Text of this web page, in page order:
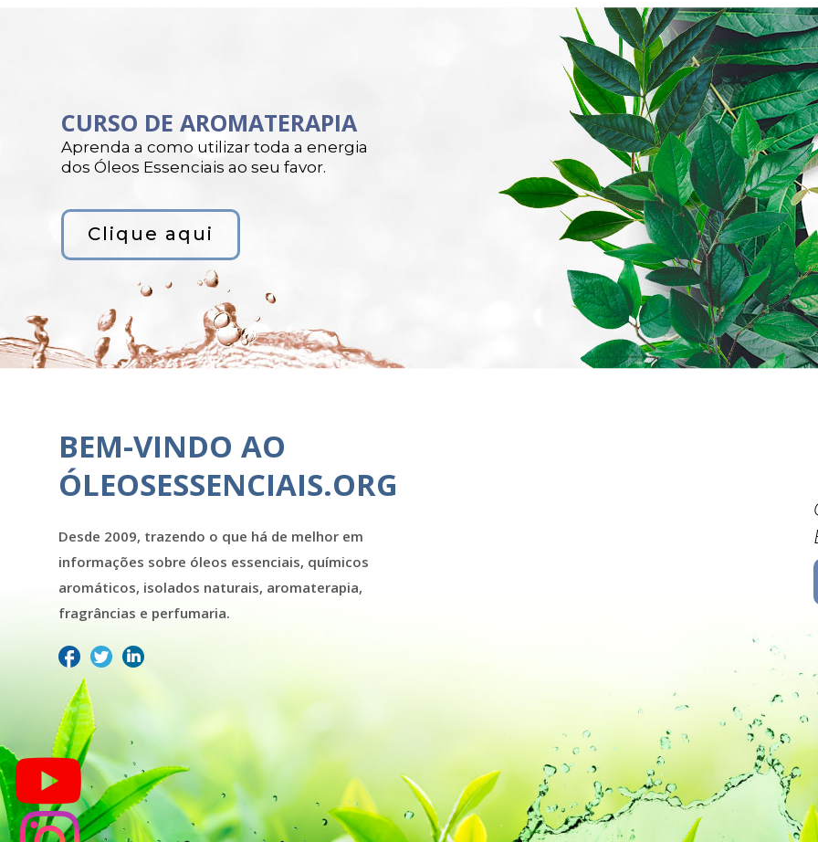
CURSO DE AROMATERAPIA
Aprenda a como utilizar toda a energia
dos Óleos Essenciais ao seu favor.
Clique aqui
BEM-VINDO AO
ÓLEOSESSENCIAIS.ORG
Desde 2009, trazendo o que há de melhor em
informações sobre óleos essenciais, químicos
aromáticos, isolados naturais, aromaterapia,
fragrâncias e perfumaria.